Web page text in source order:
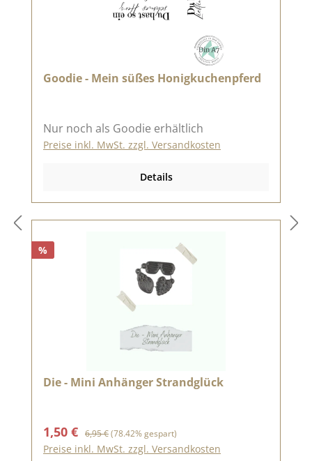
Goodie - Mein süßes Honigkuchenpferd
Nur noch als Goodie erhältlich
Preise inkl. MwSt. zzgl. Versandkosten
Details
%
Die - Mini Anhänger Strandglück
Verkaufspreis:
1,50 € Regulärer Preis:
6,95 €(78.42% gespart)
Preise inkl. MwSt. zzgl. Versandkosten